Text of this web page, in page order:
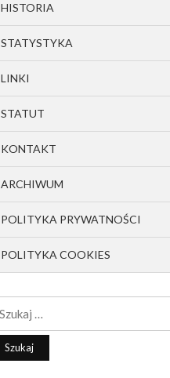
HISTORIA
STATYSTYKA
LINKI
STATUT
KONTAKT
ARCHIWUM
POLITYKA PRYWATNOŚCI
POLITYKA COOKIES